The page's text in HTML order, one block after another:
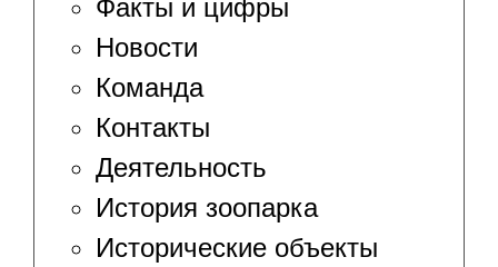
Факты и цифры
Новости
Команда
Контакты
Деятельность
История зоопарка
Исторические объекты